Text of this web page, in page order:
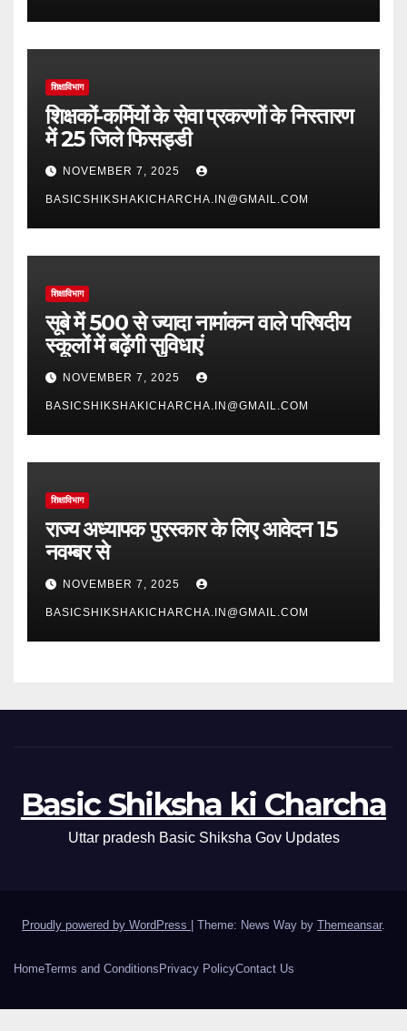
शिक्षाविभाग
शिक्षकों-कर्मियों के सेवा प्रकरणों के निस्तारण
में 25 जिले फिसड्डी
NOVEMBER 7, 2025
BASICSHIKSHAKICHARCHA.IN@GMAIL.COM
शिक्षाविभाग
सूबे में 500 से ज्यादा नामांकन वाले परिषदीय
स्कूलों में बढ़ेंगी सुविधाएं
NOVEMBER 7, 2025
BASICSHIKSHAKICHARCHA.IN@GMAIL.COM
शिक्षाविभाग
राज्य अध्यापक पुरस्कार के लिए आवेदन 15
नवम्बर से
NOVEMBER 7, 2025
BASICSHIKSHAKICHARCHA.IN@GMAIL.COM
Basic Shiksha ki Charcha
Uttar pradesh Basic Shiksha Gov Updates
Proudly powered by WordPress | Theme: News Way by Themeansar.
HomeTerms and Conditions Privacy PolicyContact Us